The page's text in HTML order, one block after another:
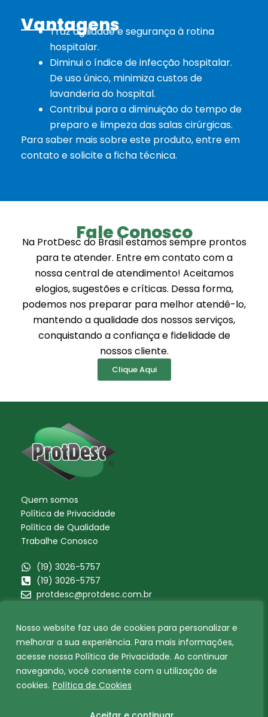
Nosso website faz uso de cookies para personalizar e
melhorar a sua experiência. Para mais informações,
acesse nossa Política de Privacidade. Ao continuar
navegando, você consente com a utilização de
cookies. Política de Cookies
Vantagens
Traz agilidade e segurança à rotina
hospitalar.
Diminui o índice de infecção hospitalar.
De uso único, minimiza custos de
lavanderia do hospital.
Contribui para a diminuição do tempo de
preparo e limpeza das salas cirúrgicas.
Para saber mais sobre este produto, entre em
contato e solicite a ficha técnica.
Fale Conosco
Na ProtDesc do Brasil estamos sempre prontos
para te atender. Entre em contato com a
nossa central de atendimento! Aceitamos
elogios, sugestões e críticas. Dessa forma,
podemos nos preparar para melhor atendê-lo,
mantendo a qualidade dos nossos serviços,
conquistando a confiança e fidelidade de
nossos cliente.
Clique Aqui
Quem somos
Política de Privacidade
Política de Qualidade
Trabalhe Conosco
(19) 3026-5757
(19) 3026-5757
protdesc@protdesc.com.br
I
n
s
t
a
g
r
Y
o
u
t
u
b
e
F
a
c
e
b
o
o
ALERTA AO CONSUMIDOR NÃO SEJA
ENGANADO